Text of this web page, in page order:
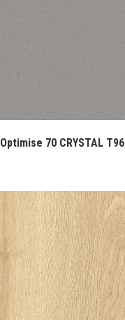
Optimise 70 CRYSTAL T96